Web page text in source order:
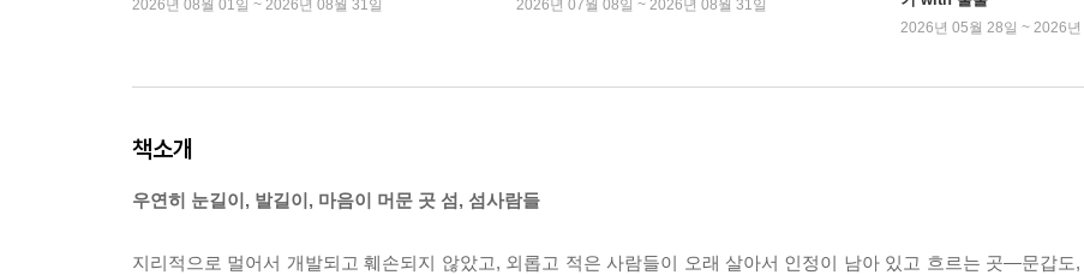
2026년 08월 01일 ~ 2026년 08월 31일 2026년 07월 08일 ~ 2026년 08월 31일
2026년 05월 28일 ~ 2026년
책소개
우연히 눈길이, 발길이, 마음이 머문 곳 섬, 섬사람들
지리적으로 멀어서 개발되고 훼손되지 않았고, 외롭고 적은 사람들이 오래 살아서 인정이 남아 있고 흐르는 곳―문갑도